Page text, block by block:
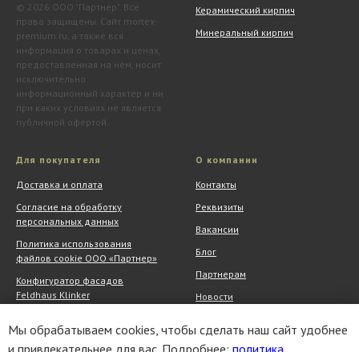
© 2026 ООО "Партнер". Все
права защищены. Сайт mortex-
premium.ru, а также вся
информация о товарах и ценах,
предоставленная на нём, носит
исключительно
информационный характер и ни
при каких условиях не является
публичной офертой.
Керамический кирпич
Минеральный кирпич
Для покупателя
Доставка и оплата
Согласие на обработку
персональных данных
Политика использования
файлов cookie ООО «Партнер»
Конфигуратор фасадов
Feldhaus Klinker
О компании
Контакты
Реквизиты
Вакансии
Блог
Партнерам
Новости
АрхитектурНО
Мы обрабатываем cookies, чтобы сделать наш сайт удобнее
и привлекательнее для вас. Подробнее: политика